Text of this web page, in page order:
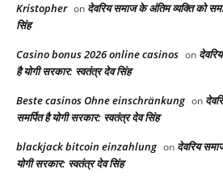
Kristopher on देवरिय समाज के अंतिम व्यक्ति को
सिंह
Casino bonus 2026 online casinos on
है योगी सरकार: स्वतंत्र देव सिंह
Beste casinos Ohne einschränkung on
समर्पित है योगी सरकार: स्वतंत्र देव सिंह
blackjack bitcoin einzahlung on देवरिय
योगी सरकार: स्वतंत्र देव सिंह